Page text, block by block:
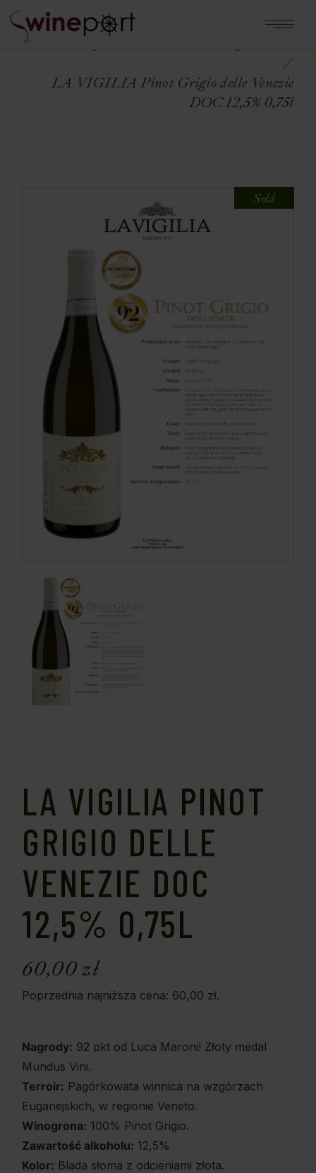
Home
LA VIGILIA Pinot Grigio delle Venezie
DOC 12,5% 0,75l
Sold
LA VIGILIA PINOT
GRIGIO DELLE
VENEZIE DOC
12,5% 0,75L
60,00zł
Poprzednia najniższa cena: 60,00 zł.
Nagrody: 92 pkt od Luca Maroni! Złoty medal
Mundus Vini.
Terroir: Pagórkowata winnica na wzgórzach
Euganejskich, w regionie Veneto.
Winogrona: 100% Pinot Grigio.
Zawartość alkoholu: 12,5%
Kolor: Blada słoma z odcieniami złota.